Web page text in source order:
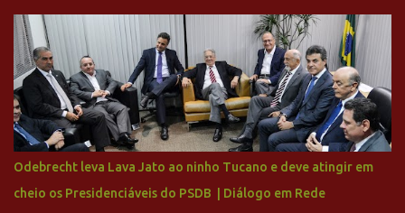
feito imediatamente para pagamento de dívidas emergenciais e
investimentos no departamento de futebol. O projeto apresentado
para a recuperação do Cruzeiro, o aporte financeiro inicial, com
Ronaldo sendo solidário à dívida de R$ 1 bilhão a partir de agora,
mais o peso que o ex-atacante tem no mundo do futebol, além de
sua história na Raposa, pesaram para que um dos mais icônicos
camisas 9 acertasse a compra do clube. Fonte: Itatiaia Fonte:
ADVOGADO DO CRUZEIRO NA SAF EXPLICA SITUAÇÃO DO
CRUZEIRO - RONALDO COMPROU 90% DAS AÇÕES DO CLUBE
Odebrecht leva Lava Jato ao ninho Tucano e deve atingir em
cheio os Presidenciáveis do PSDB | Diálogo em Rede